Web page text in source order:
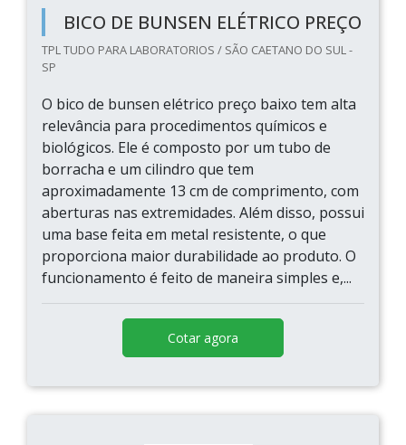
BICO DE BUNSEN ELÉTRICO PREÇO
TPL TUDO PARA LABORATORIOS / SÃO CAETANO DO SUL -
SP
O bico de bunsen elétrico preço baixo tem alta
relevância para procedimentos químicos e
biológicos. Ele é composto por um tubo de
borracha e um cilindro que tem
aproximadamente 13 cm de comprimento, com
aberturas nas extremidades. Além disso, possui
uma base feita em metal resistente, o que
proporciona maior durabilidade ao produto. O
funcionamento é feito de maneira simples e,...
Cotar agora